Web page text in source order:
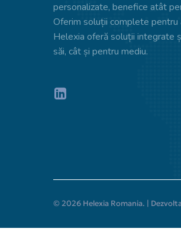
personalizate, benefice atât
Oferim soluții complete pentru
Helexia oferă soluții integrate
săi, cât și pentru mediu.
© 2026 Helexia Romania. |